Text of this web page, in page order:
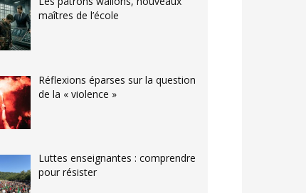
maîtres de l’école
Réflexions éparses sur la question
de la « violence »
Luttes enseignantes : comprendre
pour résister